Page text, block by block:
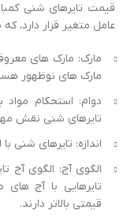
قیمت تایرهای شنی
عامل متغیر قرار دارد،
مارک: مارک های
مارک های نوظهور
دوام: استحکام مواد
تایرهای شنی نقش
اندازه: تایرهای شنی
الگوی آج: الگوی آج
تایرهایی با آج
قیمتی بالاتر دارند.